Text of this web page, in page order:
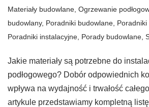
Materiały budowlane Ogrzewanie
budowlany, Poradniki budowlane
Poradniki instalacyjne Porady budowlane
Jakie materiały są potrzebne do
podłogowego? Dobór odpowiednich
wpływa na wydajność i trwałość
artykule przedstawiamy kompletną